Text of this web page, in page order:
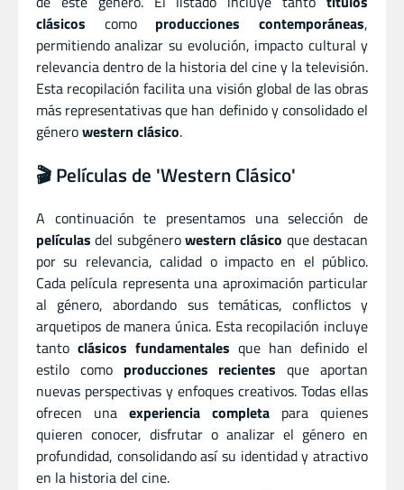
clásicos como producciones contemporáneas,
permitiendo analizar su evolución, impacto cultural y
relevancia dentro de la historia del cine y la televisión.
Esta recopilación facilita una visión global de las obras
más representativas que han definido y consolidado el
génerowestern clásico.
🎬 Películas de 'Western Clásico'
A continuación te presentamos una selección de
películas del subgénerowestern clásico que destacan
por su relevancia, calidad o impacto en el público.
Cada película representa una aproximación particular
al género, abordando sus temáticas, conflictos y
arquetipos de manera única. Esta recopilación incluye
tanto clásicos fundamentales que han definido el
estilo como producciones recientes que aportan
nuevas perspectivas y enfoques creativos. Todas ellas
ofrecen una experiencia completa para quienes
quieren conocer, disfrutar o analizar el género en
profundidad, consolidando así su identidad y atractivo
en la historia del cine.